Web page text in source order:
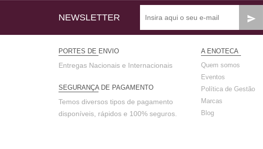
NEWSLETTER
PORTES DE ENVIO
Entregas Nacionais e Internacionais
SEGURANÇA DE PAGAMENTO
Temos diversos tipos de pagamento
disponíveis, rápidos e 100% seguros.
A ENOTECA
Quem somos
Eventos
Política de Gestão
Marcas
Blog